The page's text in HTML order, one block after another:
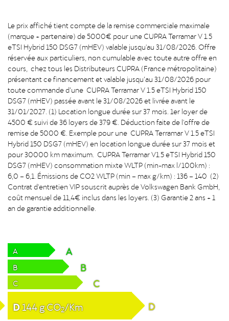
Le prix affiché tient compte de la remise commerciale maximale
(marque + partenaire) de 5000€ pour une CUPRA Terramar V 1.5
eTSI Hybrid 150 DSG7 (mHEV) valable jusqu'au 31/08/2026. Offre
réservée aux particuliers, non cumulable avec toute autre offre en
cours, chez tous les Distributeurs CUPRA (France métropolitaine)
présentant ce financement et valable jusqu’au 31/08/2026 pour
toute commande d’une CUPRA Terramar V 1.5 eTSI Hybrid 150
DSG7 (mHEV) passée avant le 31/08/2026 et livrée avant le
31/01/2027. (1) Location longue durée sur 37 mois. 1er loyer de
4500 € suivi de 36 loyers de 379 €. Déduction faite de l'offre de
remise de 5000 €. Exemple pour une CUPRA Terramar V 1.5 eTSI
Hybrid 150 DSG7 (mHEV) en location longue durée sur 37 mois et
pour 30000 km maximum. CUPRA Terramar V1.5 eTSI Hybrid 150
DSG7 (mHEV) consommation mixte WLTP (min-max l/100km) :
6,0 – 6,1. Émissions de CO2 WLTP (min – max g/km) : 136 – 140 (2)
Contrat d'entretien VIP souscrit auprès de Volkswagen Bank GmbH,
coût mensuel de 11,4€ inclus dans les loyers. (3) Garantie 2 ans + 1
an de garantie additionnelle.
A A
B B
C C
D144gCO2/Km D